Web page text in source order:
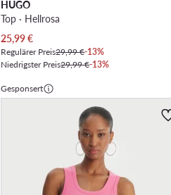
HUGO
Top · Hellrosa
Aktueller Preis
25,99€
Regulärer Preis29,99 €-13%
Niedrigster Preis29,99 €-13%
Gesponsert